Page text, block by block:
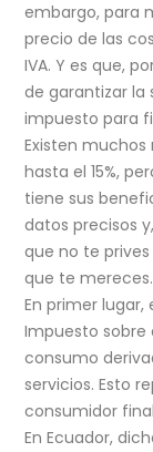
embargo, para
precio de las
IVA. Y es que,
de garantizar la
impuesto para
Existen
hasta el 15%,
tiene sus
datos precisos
que no te
que te mereces.
En primer lugar,
Impuesto sobre
consumo
servicios. Esto
consumidor
En Ecuador,